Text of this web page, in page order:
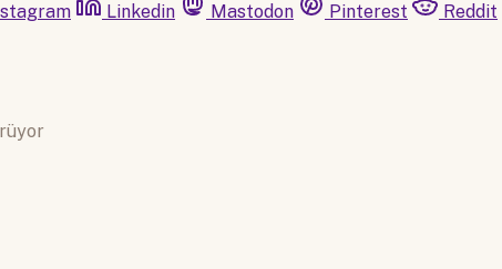
Linkedin Mastodon Pinterest Reddit